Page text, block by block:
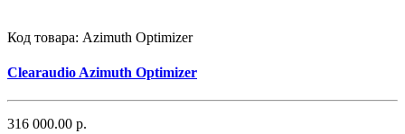
Код товара: Azimuth Optimizer
Clearaudio Azimuth Optimizer
316 000.00 р.